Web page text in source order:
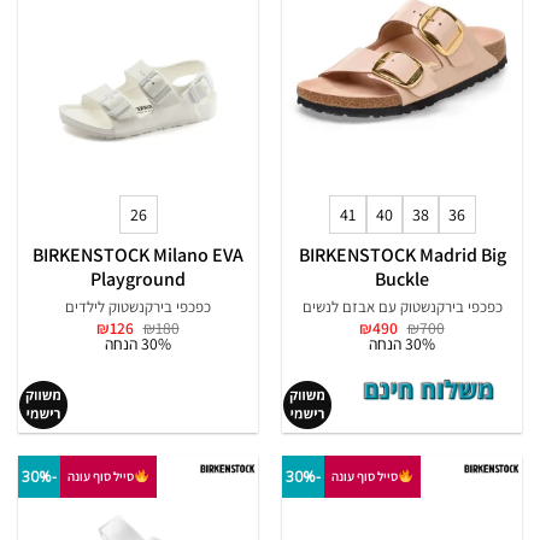
36
38
40
41
BIRKENSTOCK Madrid Big
Buckle
כפכפי בירקנשטוק עם אבזם לנשים
₪700 המחיר
המקורי
₪490 המחיר
30% הנחה
26
BIRKENSTOCK Milano EVA
Playground
כפכפי בירקנשטוק לילדים
₪180 המחיר
המקורי
₪126 המחיר
30% הנחה
סייל סוף עונה -30% סייל סוף עונה -30%